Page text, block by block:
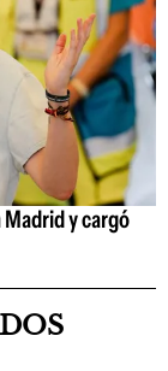
y cargó